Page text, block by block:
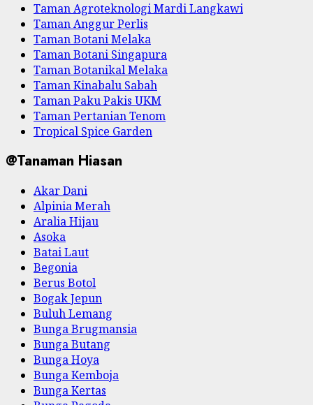
Taman Agroteknologi Mardi Langkawi
Taman Anggur Perlis
Taman Botani Melaka
Taman Botani Singapura
Taman Botanikal Melaka
Taman Kinabalu Sabah
Taman Paku Pakis UKM
Taman Pertanian Tenom
Tropical Spice Garden
@Tanaman Hiasan
Akar Dani
Alpinia Merah
Aralia Hijau
Asoka
Batai Laut
Begonia
Berus Botol
Bogak Jepun
Buluh Lemang
Bunga Brugmansia
Bunga Butang
Bunga Hoya
Bunga Kemboja
Bunga Kertas